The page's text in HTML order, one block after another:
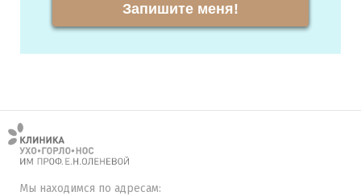
Запишите меня!
Мы находимся по адресам: